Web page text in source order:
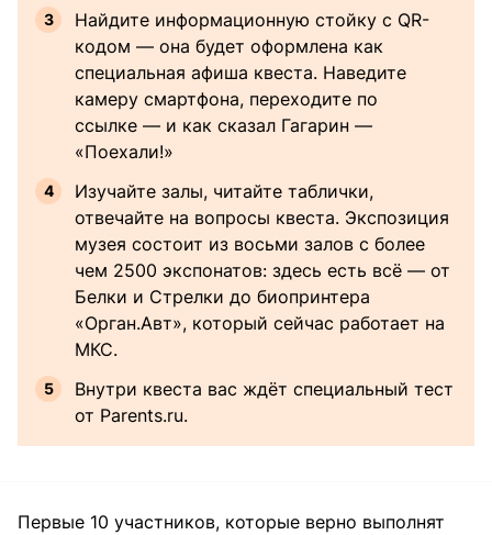
Найдите информационную стойку с QR-
кодом — она будет оформлена как
специальная афиша квеста. Наведите
камеру смартфона, переходите по
ссылке — и как сказал Гагарин —
«Поехали!»
Изучайте залы, читайте таблички,
отвечайте на вопросы квеста. Экспозиция
музея состоит из восьми залов с более
чем 2500 экспонатов: здесь есть всё — от
Белки и Стрелки до биопринтера
«Орган.Авт», который сейчас работает на
МКС.
Внутри квеста вас ждёт специальный тест
от Parents.ru.
Первые 10 участников, которые верно выполнят